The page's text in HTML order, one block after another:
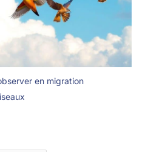
en migration